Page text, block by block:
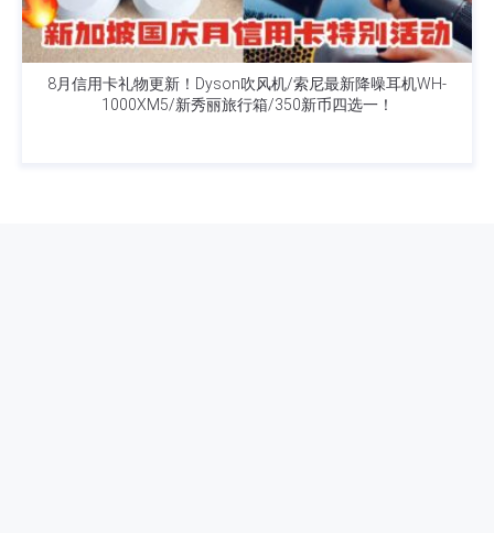
8月信用卡礼物更新！Dyson吹风机/索尼最新降噪耳机WH-
1000XM5/新秀丽旅行箱/350新币四选一！